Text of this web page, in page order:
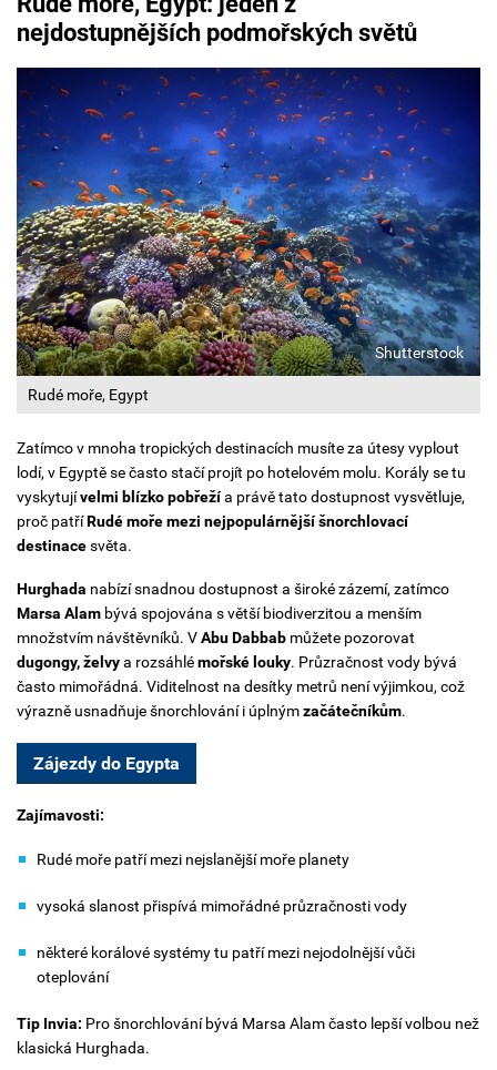
nejdostupnějších podmořských světů
Rudé moře, Egypt
Shutterstock
Zatímco v mnoha tropických destinacích musíte za útesy vyplout
lodí, v Egyptě se často stačí projít po hotelovém molu. Korály se tu
vyskytujívelmi blízko pobřežía právě tato dostupnost vysvětluje,
proč patříRudé moře mezi nejpopulárnější šnorchlovací
destinacesvěta.
Hurghada nabízí snadnou dostupnost a široké zázemí, zatímco
Marsa Alam bývá spojována s větší biodiverzitou a menším
množstvím návštěvníků. VAbu Dabbab můžete pozorovat
dugongy, želvya rozsáhlémořské louky. Průzračnost vody bývá
často mimořádná. Viditelnost na desítky metrů není výjimkou, což
výrazně usnadňuje šnorchlování i úplnýmzačátečníkům.
Zájezdy do Egypta
Zajímavosti:
Rudé moře patří mezi nejslanější moře planety
vysoká slanost přispívá mimořádné průzračnosti vody
některé korálové systémy tu patří mezi nejodolnější vůči
oteplování
Tip Invia: Pro šnorchlování bývá Marsa Alam často lepší volbou než
klasická Hurghada.